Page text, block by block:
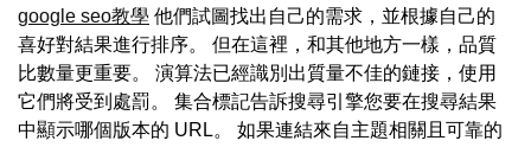
google seo教學 他們試圖找出自己的需求，並根據自己的
喜好對結果進行排序。 但在這裡，和其他地方一樣，品質
比數量更重要。 演算法已經識別出質量不佳的鏈接，使用
它們將受到處罰。 集合標記告訴搜尋引擎您要在搜尋結果
中顯示哪個版本的 URL。 如果連結來自主題相關且可靠的